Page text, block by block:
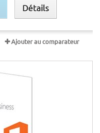
Détails
Ajouter au comparateur